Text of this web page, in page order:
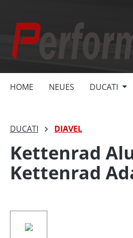
HOME NEUES DUCATI
DUCATI DIAVEL
Kettenrad
Kettenrad